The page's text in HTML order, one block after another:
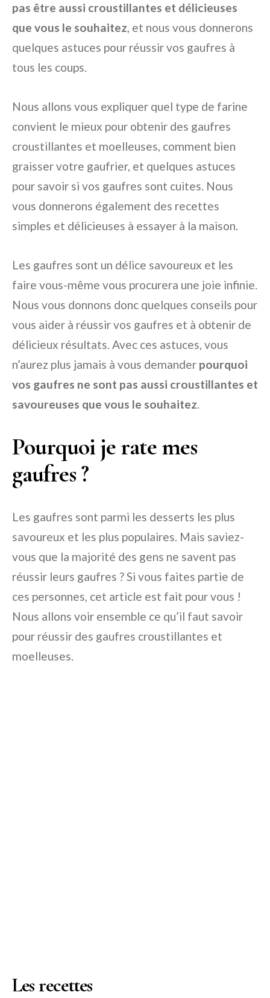
pas être aussi croustillantes et délicieuses
que vous le souhaitez, et nous vous donnerons
quelques astuces pour réussir vos gaufres à
tous les coups.
Nous allons vous expliquer quel type de farine
convient le mieux pour obtenir des gaufres
croustillantes et moelleuses, comment bien
graisser votre gaufrier, et quelques astuces
pour savoir si vos gaufres sont cuites. Nous
vous donnerons également des recettes
simples et délicieuses à essayer à la maison.
Les gaufres sont un délice savoureux et les
faire vous-même vous procurera une joie infinie.
Nous vous donnons donc quelques conseils pour
vous aider à réussir vos gaufres et à obtenir de
délicieux résultats. Avec ces astuces, vous
n’aurez plus jamais à vous demander pourquoi
vos gaufres ne sont pas aussi croustillantes et
savoureuses que vous le souhaitez.
Pourquoi je rate mes
gaufres ?
Les gaufres sont parmi les desserts les plus
savoureux et les plus populaires. Mais saviez-
vous que la majorité des gens ne savent pas
réussir leurs gaufres ? Si vous faites partie de
ces personnes, cet article est fait pour vous !
Nous allons voir ensemble ce qu’il faut savoir
pour réussir des gaufres croustillantes et
moelleuses.
Les recettes